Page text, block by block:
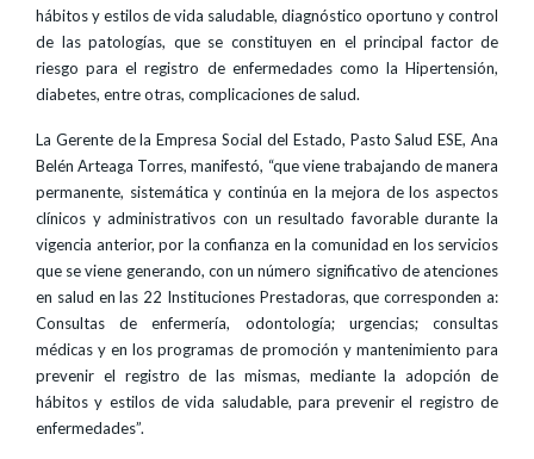
hábitos y estilos de vida saludable, diagnóstico oportuno y control
de las patologías, que se constituyen en el principal factor de
riesgo para el registro de enfermedades como la Hipertensión,
diabetes, entre otras, complicaciones de salud.
La Gerente de la Empresa Social del Estado, Pasto Salud ESE, Ana
Belén Arteaga Torres, manifestó, “que viene trabajando de manera
permanente, sistemática y continúa en la mejora de los aspectos
clínicos y administrativos con un resultado favorable durante la
vigencia anterior, por la confianza en la comunidad en los servicios
que se viene generando, con un número significativo de atenciones
en salud en las 22 Instituciones Prestadoras, que corresponden a:
Consultas de enfermería, odontología; urgencias; consultas
médicas y en los programas de promoción y mantenimiento para
prevenir el registro de las mismas, mediante la adopción de
hábitos y estilos de vida saludable, para prevenir el registro de
enfermedades”.